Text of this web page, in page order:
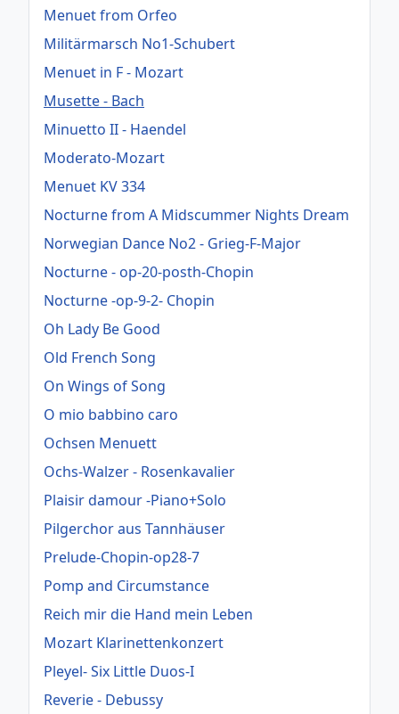
Menuet from Orfeo
Militärmarsch No1-Schubert
Menuet in F - Mozart
Musette - Bach
Minuetto II - Haendel
Moderato-Mozart
Menuet KV 334
Nocturne from A Midscummer Nights Dream
Norwegian Dance No2 - Grieg-F-Major
Nocturne - op-20-posth-Chopin
Nocturne -op-9-2- Chopin
Oh Lady Be Good
Old French Song
On Wings of Song
O mio babbino caro
Ochsen Menuett
Ochs-Walzer - Rosenkavalier
Plaisir damour -Piano+Solo
Pilgerchor aus Tannhäuser
Prelude-Chopin-op28-7
Pomp and Circumstance
Reich mir die Hand mein Leben
Mozart Klarinettenkonzert
Pleyel- Six Little Duos-I
Reverie - Debussy